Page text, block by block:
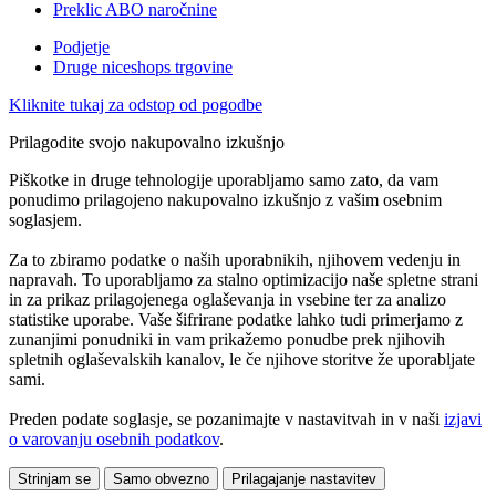
Preklic ABO naročnine
Podjetje
Druge niceshops trgovine
Kliknite tukaj za odstop od pogodbe
Prilagodite svojo nakupovalno izkušnjo
Piškotke in druge tehnologije uporabljamo samo zato, da vam
ponudimo prilagojeno nakupovalno izkušnjo z vašim osebnim
soglasjem.
Za to zbiramo podatke o naših uporabnikih, njihovem vedenju in
napravah. To uporabljamo za stalno optimizacijo naše spletne strani
in za prikaz prilagojenega oglaševanja in vsebine ter za analizo
statistike uporabe. Vaše šifrirane podatke lahko tudi primerjamo z
zunanjimi ponudniki in vam prikažemo ponudbe prek njihovih
spletnih oglaševalskih kanalov, le če njihove storitve že uporabljate
sami.
Preden podate soglasje, se pozanimajte v nastavitvah in v naši izjavi
o varovanju osebnih podatkov.
Strinjam se Samo obvezno Prilagajanje nastavitev